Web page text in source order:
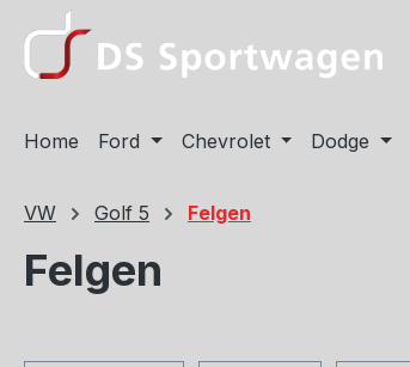
Hauptinhalt springen
Zur Suche springen
Zur Hauptnavigation springen
Home Ford Chevrolet Dodge
VW Golf 5 Felgen
Felgen